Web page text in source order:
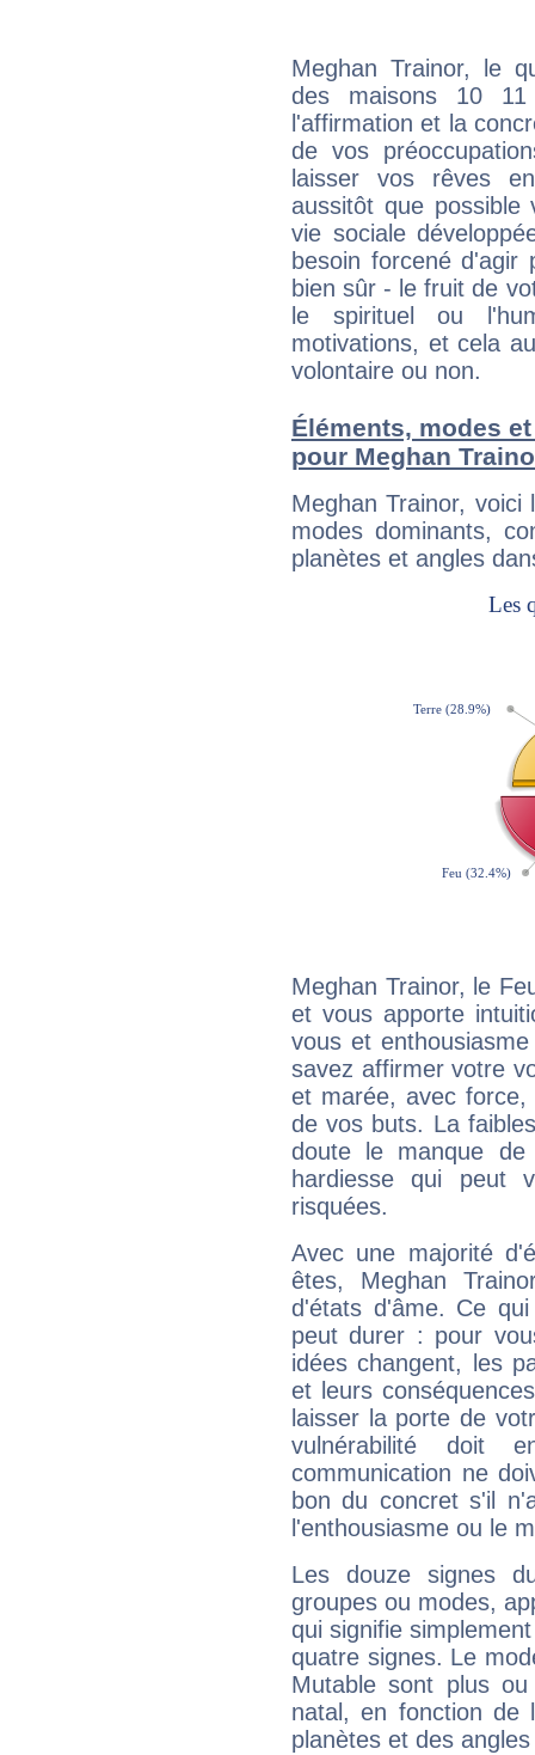
Meghan Trainor, le
des maisons 10
l'affirmation et la
de vos
laisser vos rêves
aussitôt que
vie sociale
besoin forcené
bien sûr - le fruit de
le spirituel ou
motivations, et cela
volontaire ou non.
Éléments, modes
pour Meghan
Meghan Trainor,
modes dominants,
planètes et angles
Meghan Trainor, le
et vous apporte
vous et
savez affirmer votre
et marée, avec
de vos buts. La
doute le manque
hardiesse qui peut
risquées.
Avec une majorité
êtes, Meghan
d'états d'âme. Ce
peut durer : pour
idées changent, les
et leurs
laisser la porte de
vulnérabilité doit
communication ne
bon du concret s'il
l'enthousiasme ou le
Les douze signes
groupes ou modes,
qui signifie
quatre signes. Le
Mutable sont plus
natal, en fonction de
planètes et des